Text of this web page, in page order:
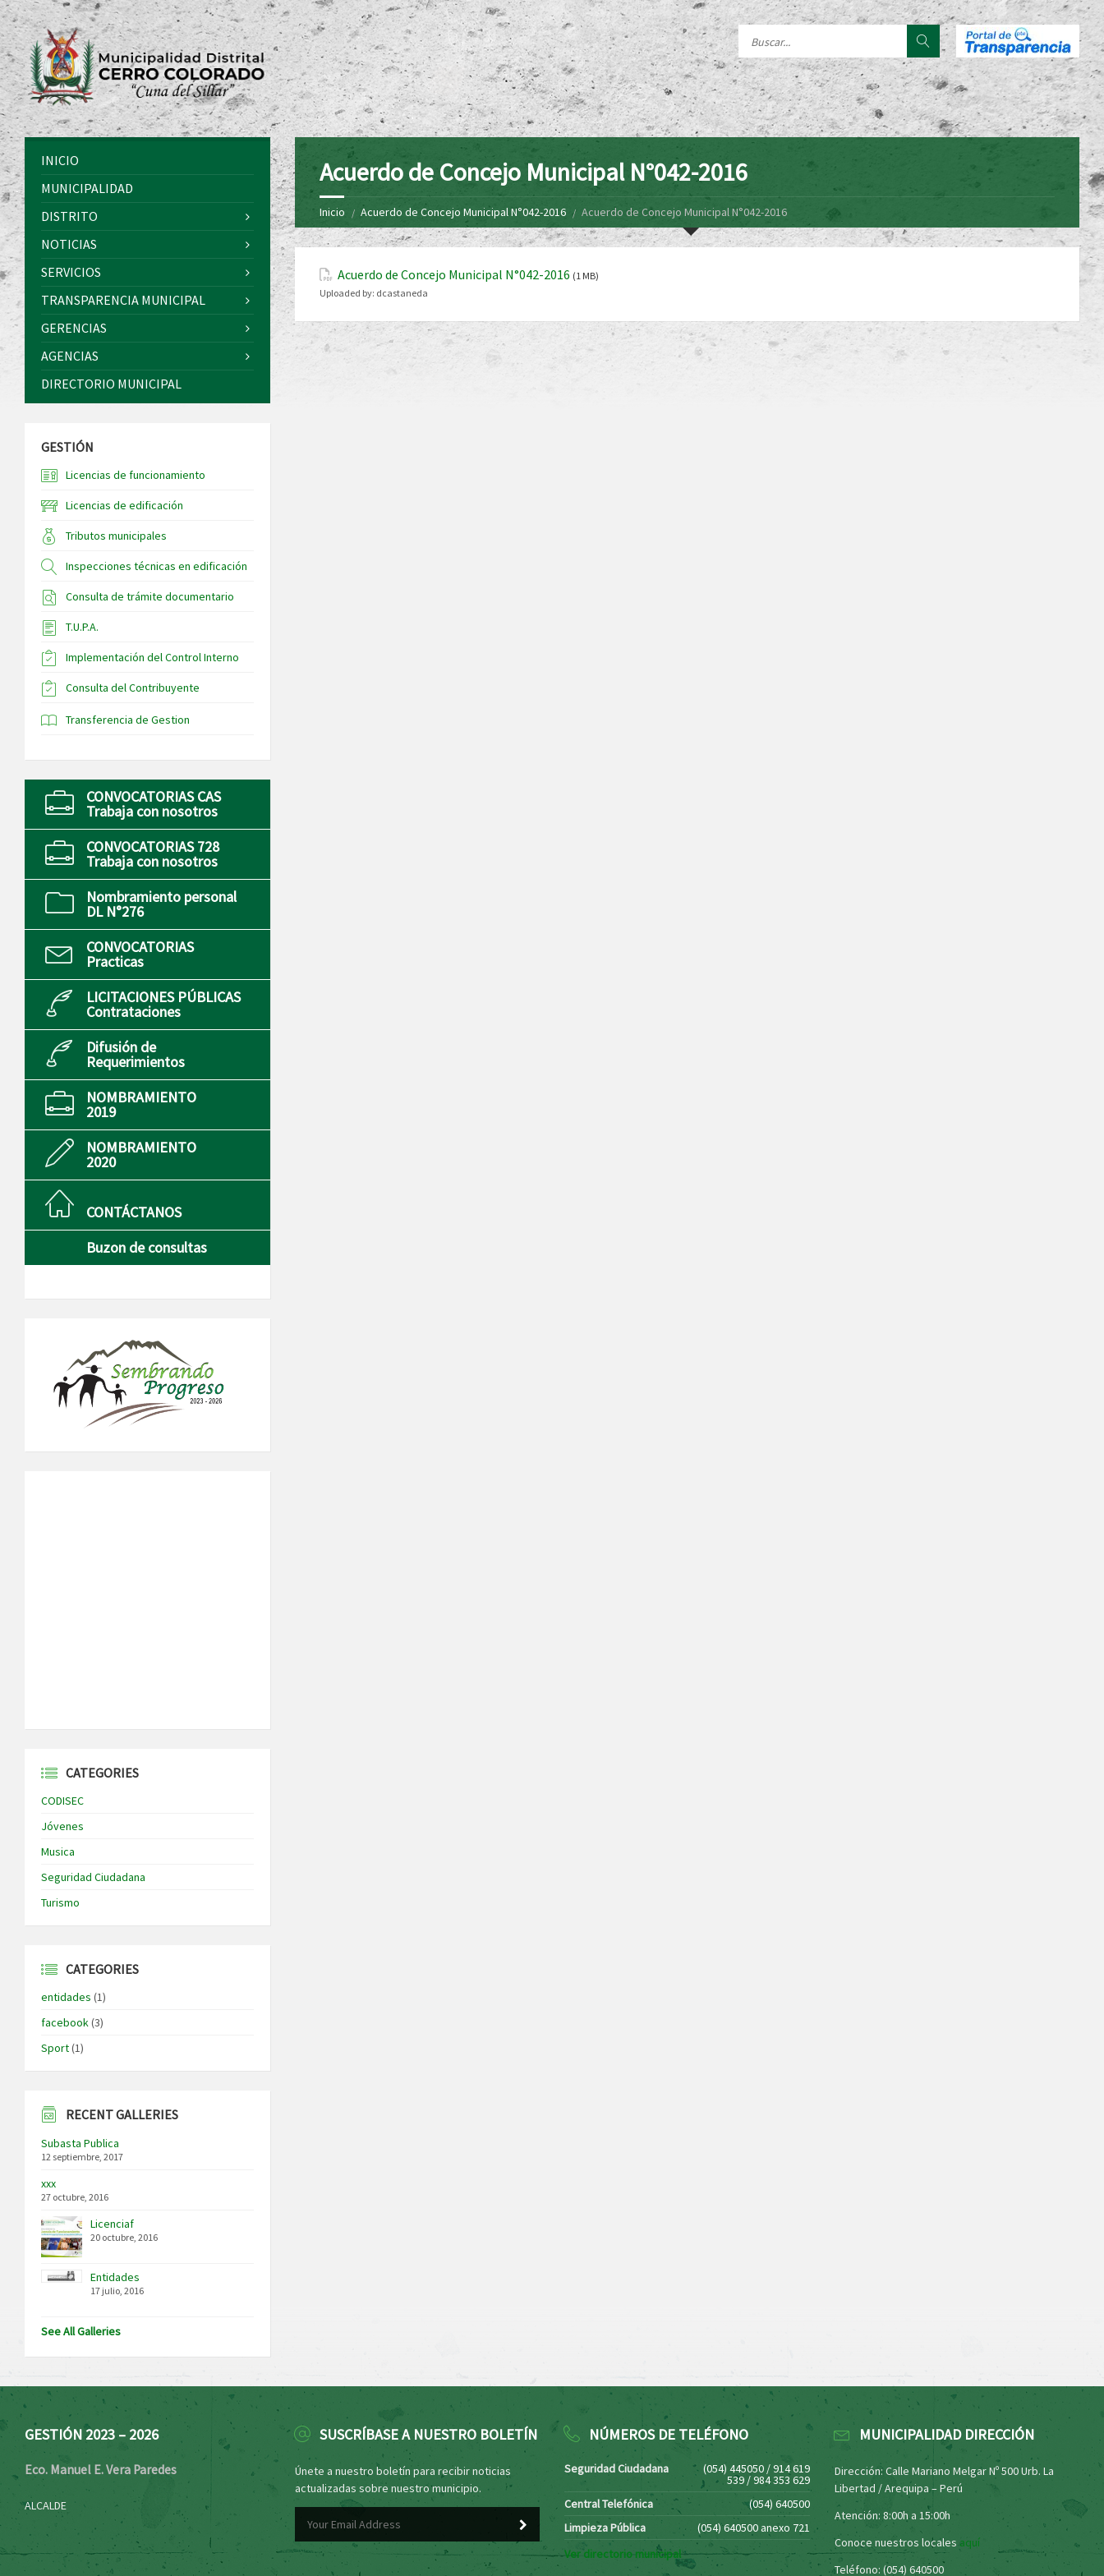
Acuerdo de Concejo Municipal N°042-2016
Inicio Acuerdo de Concejo Municipal N°042-2016 Acuerdo de Concejo Municipal N°042-2016
Acuerdo de Concejo Municipal N°042-2016 (1 MB)
Uploaded by: dcastaneda
INICIO
MUNICIPALIDAD
DISTRITO
NOTICIAS
SERVICIOS
TRANSPARENCIA MUNICIPAL
GERENCIAS
AGENCIAS
DIRECTORIO MUNICIPAL
GESTIÓN
Licencias de funcionamiento
Licencias de edificación
Tributos municipales
Inspecciones técnicas en edificación
Consulta de trámite documentario
T.U.P.A.
Implementación del Control Interno
Consulta del Contribuyente
Transferencia de Gestion
CONVOCATORIAS CAS
Trabaja con nosotros
CONVOCATORIAS 728
Trabaja con nosotros
Nombramiento personal
DL N°276
CONVOCATORIAS
Practicas
LICITACIONES PÚBLICAS
Contrataciones
Difusión de
Requerimientos
NOMBRAMIENTO
2019
NOMBRAMIENTO
2020
CONTÁCTANOS
Buzon de consultas
CATEGORIES
CODISEC
Jóvenes
Musica
Seguridad Ciudadana
Turismo
CATEGORIES
entidades (1)
facebook(3)
Sport(1)
RECENT GALLERIES
Subasta Publica
12 septiembre, 2017
xxx
27 octubre, 2016
Licenciaf
20 octubre, 2016
Entidades
17 julio, 2016
See All Galleries
GESTIÓN 2023 – 2026
Eco. Manuel E. Vera Paredes
ALCALDE
SUSCRÍBASE A NUESTRO BOLETÍN
Únete a nuestro boletín para recibir noticias
actualizadas sobre nuestro municipio.
NÚMEROS DE TELÉFONO
Seguridad Ciudadana (054) 445050 / 914 619
539 / 984 353 629
Central Telefónica
(054) 640500
Limpieza Pública
(054) 640500 anexo 721
Ver directorio municipal
MUNICIPALIDAD DIRECCIÓN
Dirección: Calle Mariano Melgar Nº 500 Urb. La
Libertad / Arequipa – Perú
Atención: 8:00h a 15:00h
Conoce nuestros locales aquí
Teléfono: (054) 640500